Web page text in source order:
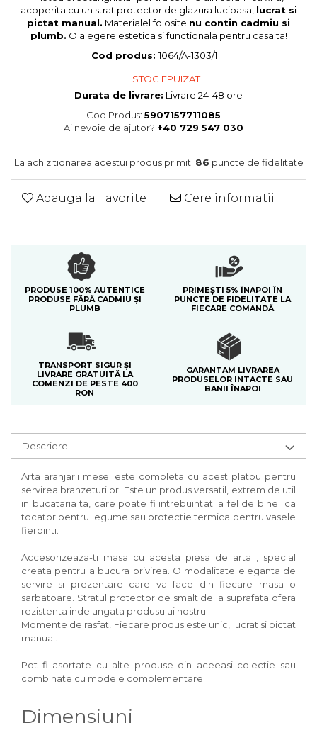
Colectia Blue Spring
acoperita cu un strat protector de glazura lucioasa, lucrat si
pictat manual. Materialel folosite nu contin cadmiu si
plumb. O alegere estetica si functionala pentru casa ta!
Cod produs:1064/A-1303/1
STOC EPUIZAT
Durata de livrare: Livrare 24-48 ore
Cod Produs: 5907157711085
Ai nevoie de ajutor? +40 729 547 030
La achizitionarea acestui produs primiti 86 puncte de fidelitate
Adauga la Favorite Cere informatii
PRODUSE 100% AUTENTICE
PRODUSE FĂRĂ CADMIU ȘI
PLUMB
PRIMEȘTI 5% ÎNAPOI ÎN
PUNCTE DE FIDELITATE LA
FIECARE COMANDĂ
TRANSPORT SIGUR ȘI
LIVRARE GRATUITĂ LA
COMENZI DE PESTE 400
RON
GARANTAM LIVRAREA
PRODUSELOR INTACTE SAU
BANII ÎNAPOI
Descriere
Arta aranjarii mesei este completa cu acest platou pentru
servirea branzeturilor. Este un produs versatil, extrem de util
in bucataria ta, care poate fi intrebuintat la fel de bine ca
tocator pentru legume sau protectie termica pentru vasele
fierbinti.
Accesorizeaza-ti masa cu acesta piesa de arta , special
creata pentru a bucura privirea. O modalitate eleganta de
servire si prezentare care va face din fiecare masa o
sarbatoare. Stratul protector de smalt de la suprafata ofera
rezistenta indelungata produsului nostru.
Momente de rasfat! Fiecare produs este unic, lucrat si pictat
manual.
Pot fi asortate cu alte produse din aceeasi colectie sau
combinate cu modele complementare.
Dimensiuni